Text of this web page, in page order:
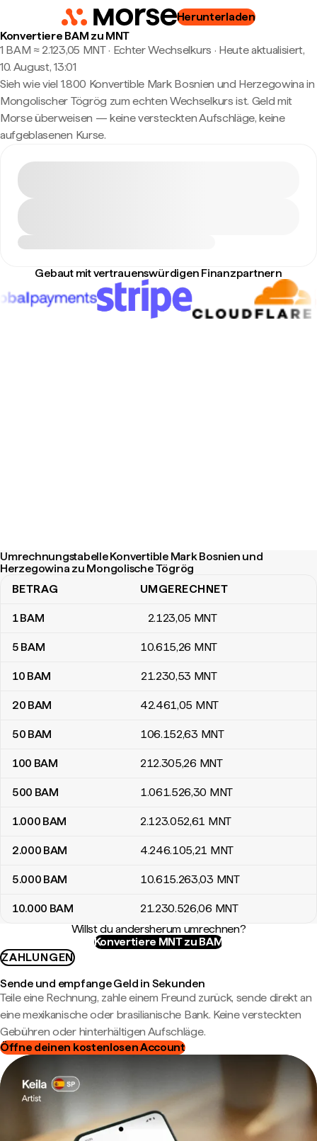
Herunterladen
Konvertiere BAM zu MNT
1 BAM ≈ 2.123,05 MNT · Echter Wechselkurs · Heute aktualisiert,
10. August, 13:01
Sieh wie viel 1.800 Konvertible Mark Bosnien und Herzegowina in
Mongolischer Tögrög zum echten Wechselkurs ist. Geld mit
Morse überweisen — keine versteckten Aufschläge, keine
aufgeblasenen Kurse.
Gebaut mit vertrauenswürdigen Finanzpartnern
Umrechnungstabelle Konvertible Mark Bosnien und
Herzegowina zu Mongolische Tögrög
Umrechnungstabelle Konvertible Mark Bosnien und
BETRAG UMGERECHNET
1BAM 2.123,05 MNT
5 BAM 10.615,26 MNT
10 BAM 21.230,53 MNT
20 BAM 42.461,05 MNT
50 BAM 106.152,63 MNT
100 BAM 212.305,26 MNT
500 BAM 1.061.526,30 MNT
1.000 BAM 2.123.052,61 MNT
2.000 BAM 4.246.105,21 MNT
5.000 BAM 10.615.263,03 MNT
10.000 BAM 21.230.526,06 MNT
Willst du andersherum umrechnen?
Konvertiere MNT zu BAM
ZAHLUNGEN
Sende und empfange Geld in Sekunden
Teile eine Rechnung, zahle einem Freund zurück, sende direkt an
eine mexikanische oder brasilianische Bank. Keine versteckten
Gebühren oder hinterhältigen Aufschläge.
Öffne deinen kostenlosen Account